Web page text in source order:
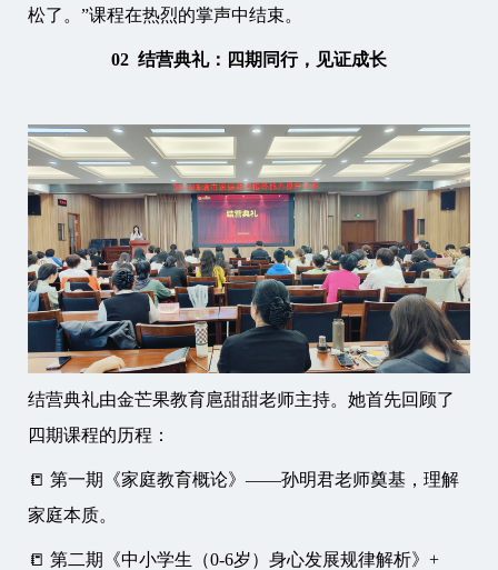
松了。”课程在热烈的掌声中结束。
02 结营典礼：四期同行，见证成长
结营典礼由金芒果教育扈甜甜老师主持。她首先回顾了
四期课程的历程：
📒 第一期《家庭教育概论》——孙明君老师奠基，理解
家庭本质。
📒 第二期《中小学生（0-6岁）身心发展规律解析》+